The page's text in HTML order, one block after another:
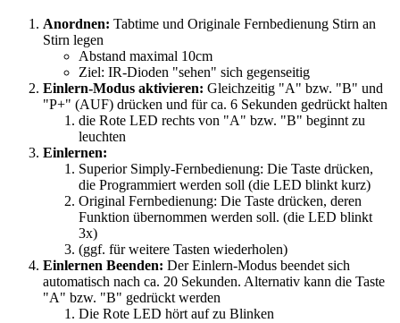
Anordnen: Tabtime und Originale Fernbedienung Stirn an
Stirn legen
Abstand maximal 10cm
Ziel: IR-Dioden "sehen" sich gegenseitig
Einlern-Modus aktivieren: Gleichzeitig "A" bzw. "B" und
"P+" (AUF) drücken und für ca. 6 Sekunden gedrückt halten
die Rote LED rechts von "A" bzw. "B" beginnt zu
leuchten
Einlernen:
Superior Simply-Fernbedienung: Die Taste drücken,
die Programmiert werden soll (die LED blinkt kurz)
Original Fernbedienung: Die Taste drücken, deren
Funktion übernommen werden soll. (die LED blinkt
3x)
(ggf. für weitere Tasten wiederholen)
Einlernen Beenden: Der Einlern-Modus beendet sich
automatisch nach ca. 20 Sekunden. Alternativ kann die Taste
"A" bzw. "B" gedrückt werden
Die Rote LED hört auf zu Blinken